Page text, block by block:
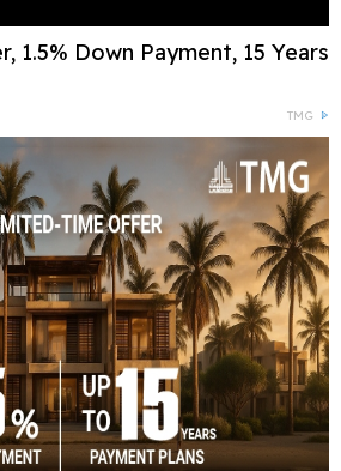
1.5% Down Payment, 15 Years
TMG